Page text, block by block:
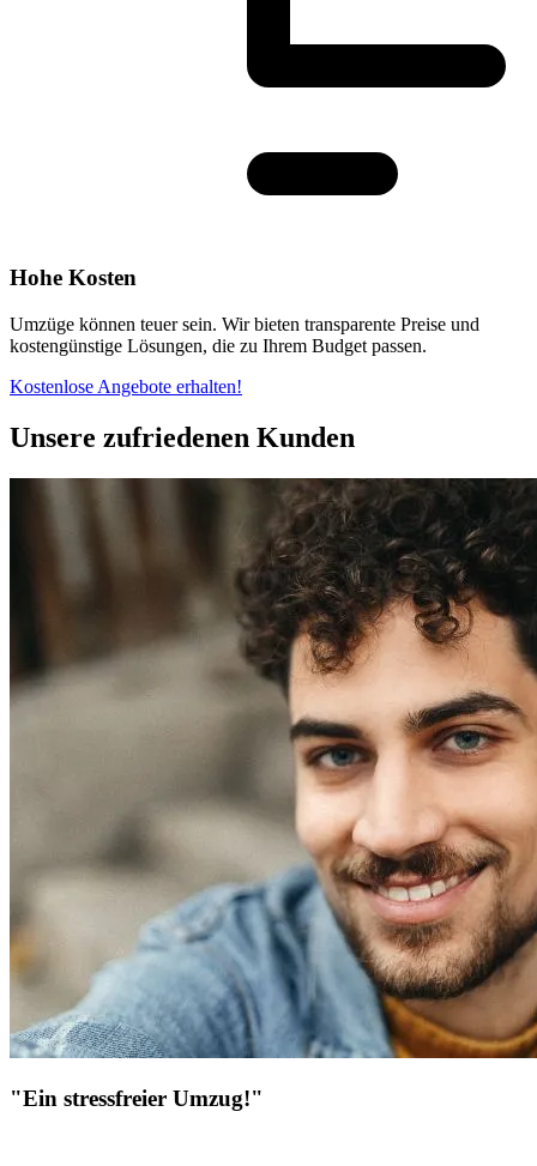
Hohe Kosten
Umzüge können teuer sein. Wir bieten transparente Preise und
kostengünstige Lösungen, die zu Ihrem Budget passen.
Kostenlose Angebote erhalten!
Unsere zufriedenen Kunden
"Ein stressfreier Umzug!"